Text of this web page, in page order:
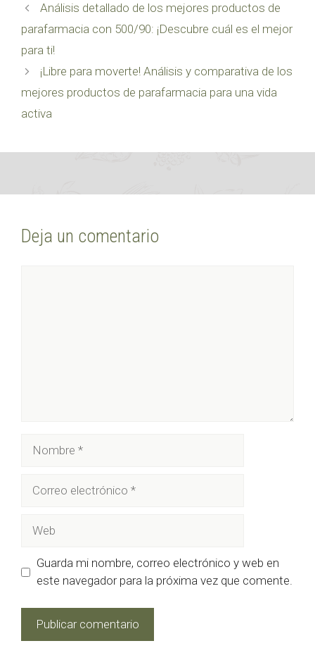
Análisis detallado de los mejores productos de
parafarmacia con 500/90: ¡Descubre cuál es el mejor
para ti!
¡Libre para moverte! Análisis y comparativa de los
mejores productos de parafarmacia para una vida
activa
Deja un comentario
Guarda mi nombre, correo electrónico y web en
este navegador para la próxima vez que comente.